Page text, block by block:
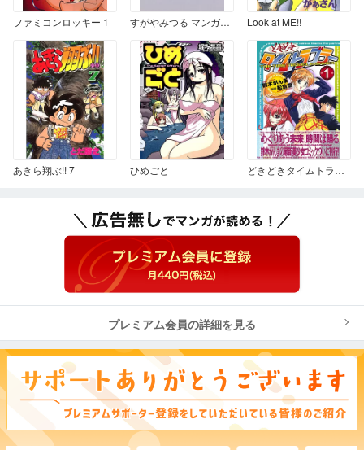
ファミコンロッキー 1 すがやみつる マンガMAC入門 －これならわかる－ Look at ME!!
あきら翔ぶ!! 7 ひめごと どきどきタイムトラブラー 1
プレミアム会員の詳細を見る